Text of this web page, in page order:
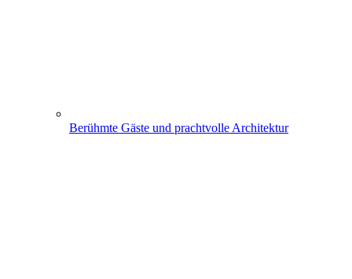
Berühmte Gäste und prachtvolle Architektur